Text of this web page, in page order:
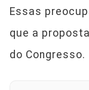
Essas
que a
do Congresso.